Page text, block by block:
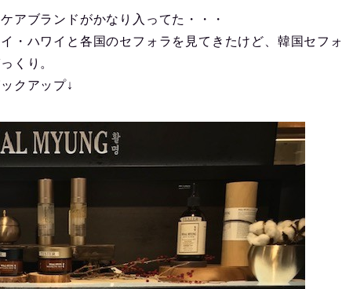
アブランドがかなり入ってた・・・
・ハワイと各国のセフォラを見てきたけど、韓国セフォ
くり。
クアップ↓